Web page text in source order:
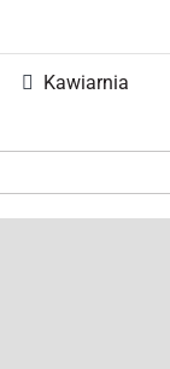
Kawiarnia